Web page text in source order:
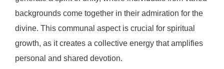
backgrounds come together in their admiration for the
divine. This communal aspect is crucial for spiritual
growth, as it creates a collective energy that amplifies
personal and shared devotion.